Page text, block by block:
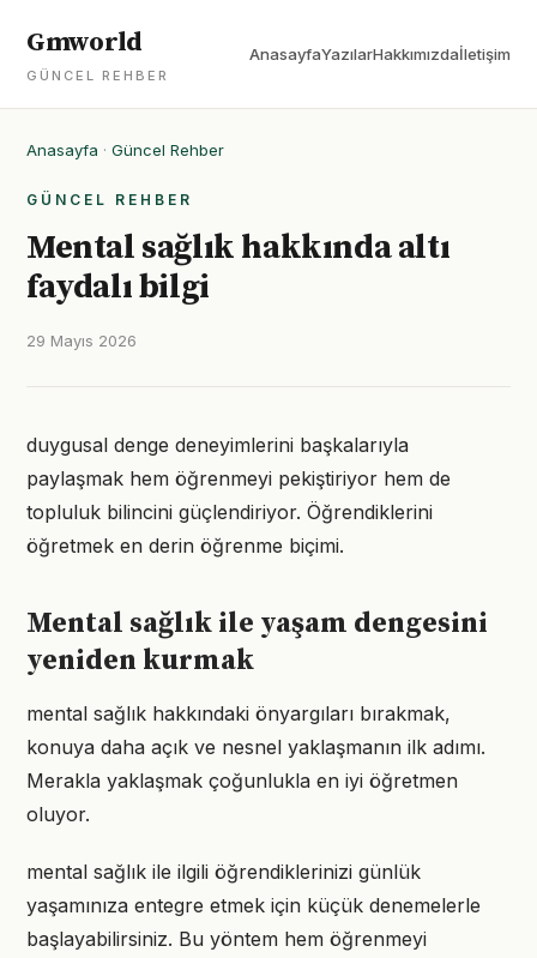
Gmworld
GÜNCEL REHBER
AnasayfaYazılarHakkımızdaİletişim
Anasayfa · Güncel Rehber
GÜNCEL REHBER
Mental sağlık hakkında altı
faydalı bilgi
29 Mayıs 2026
duygusal denge deneyimlerini başkalarıyla
paylaşmak hem öğrenmeyi pekiştiriyor hem de
topluluk bilincini güçlendiriyor. Öğrendiklerini
öğretmek en derin öğrenme biçimi.
Mental sağlık ile yaşam dengesini
yeniden kurmak
mental sağlık hakkındaki önyargıları bırakmak,
konuya daha açık ve nesnel yaklaşmanın ilk adımı.
Merakla yaklaşmak çoğunlukla en iyi öğretmen
oluyor.
mental sağlık ile ilgili öğrendiklerinizi günlük
yaşamınıza entegre etmek için küçük denemelerle
başlayabilirsiniz. Bu yöntem hem öğrenmeyi